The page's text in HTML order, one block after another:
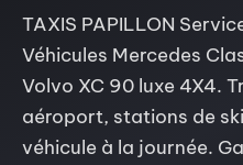
TAXIS PAPILLON
Véhicules Mercedes
Volvo XC 90 luxe 4X4.
aéroport, stations de
véhicule à la journée.